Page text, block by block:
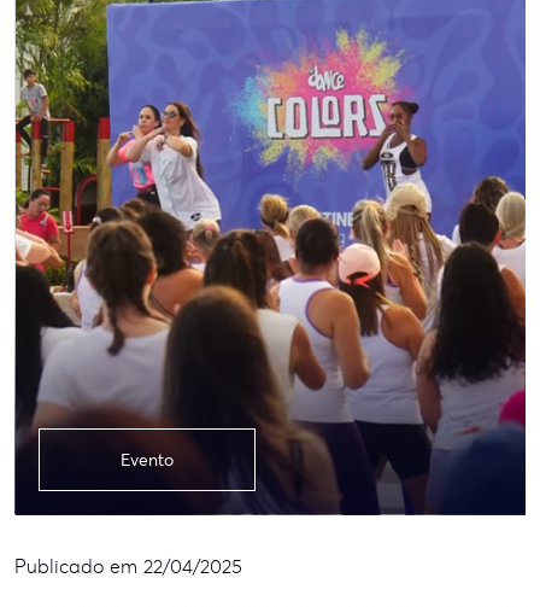
Evento
Publicado em 22/04/2025